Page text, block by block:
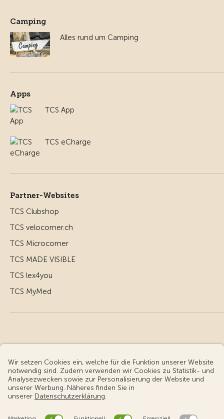
Camping
Alles rund um Camping
Apps
TCS App
TCS eCharge
Partner-Websites
TCS Clubshop
TCS velocorner.ch
TCS Microcorner
TCS MADE VISIBLE
TCS lex4you
TCS MyMed
© Touring Club Schweiz
Benutzungsbedingungen - rechtliche Informationen